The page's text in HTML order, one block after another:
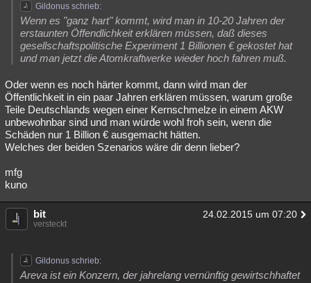
Gildonus schrieb:
Wenn es "ganz hart" kommt, wird man in 10-20 Jahren der
erstaunten Öffendlichkeit erklären müssen, daß dieses
gesellschaftspolitische Experiment 1 Billionen € gekostet hat
und man jetzt die Atomkraftwerke wieder hoch fahren muß.
Oder wenn es noch härter kommt, dann wird man der
Öffentlichkeit in ein paar Jahren erklären müssen, warum große
Teile Deutschlands wegen einer Kernschmelze in einem AKW
unbewohnbar sind und man würde wohl froh sein, wenn die
Schäden nur 1 Billion € ausgemacht hätten.
Welches der beiden Szenarios wäre dir denn lieber?
mfg
kuno
bit 24.02.2015 um 07:20
versteckt
Gildonus schrieb:
Areva ist ein Konzern, der jahrelang vernünftig gewirtschhaftet